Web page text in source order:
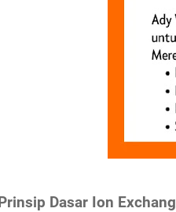
Prinsip Dasar Ion